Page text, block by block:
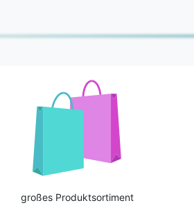
großes Produktsortiment